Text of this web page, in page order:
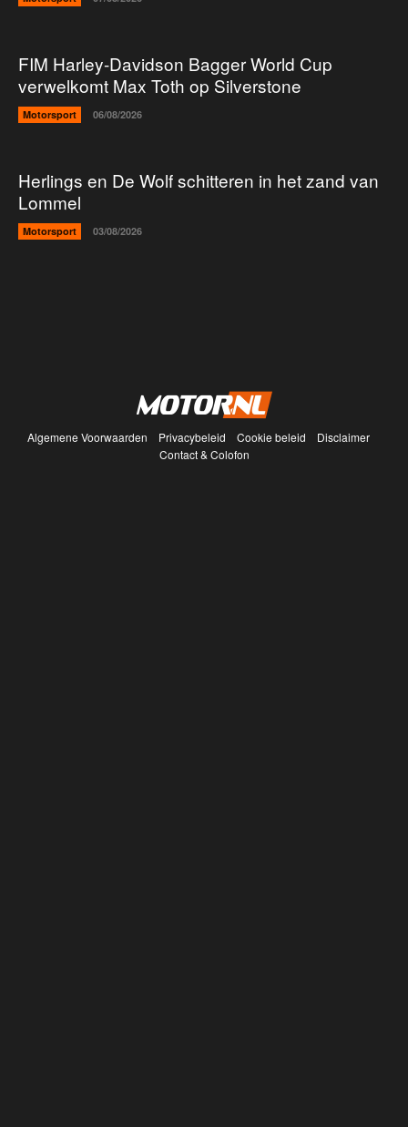
FIM Harley-Davidson Bagger World Cup
verwelkomt Max Toth op Silverstone
Motorsport 06/08/2026
Herlings en De Wolf schitteren in het zand van
Lommel
Motorsport 03/08/2026
Algemene Voorwaarden Privacybeleid Cookie beleid
Disclaimer
Contact & Colofon